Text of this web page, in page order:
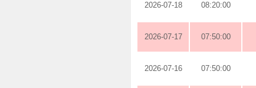
2026-07-18 08:20:00
2026-07-17 07:50:00
2026-07-16 07:50:00